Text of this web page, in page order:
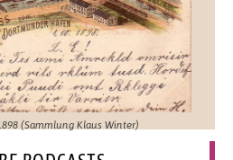
(Sammlung Klaus Winter)